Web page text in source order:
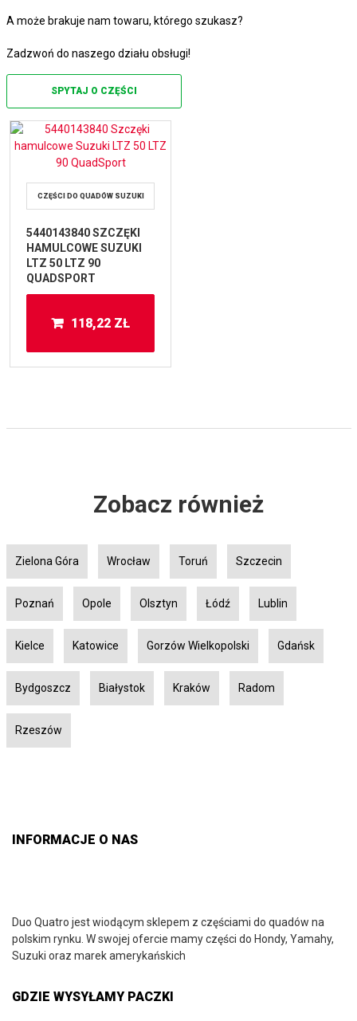
A może brakuje nam towaru, którego szukasz?
Zadzwoń do naszego działu obsługi!
SPYTAJ O CZĘŚCI
CZĘŚCI DO QUADÓW SUZUKI
5440143840 SZCZĘKI
HAMULCOWE SUZUKI
LTZ 50 LTZ 90
QUADSPORT
118,22 ZŁ
Zobacz również
Zielona Góra Wrocław Toruń Szczecin
Poznań Opole Olsztyn Łódź Lublin
Kielce Katowice Gorzów Wielkopolski Gdańsk
Bydgoszcz Białystok Kraków Radom
Rzeszów
INFORMACJE O NAS
Duo Quatro jest wiodącym sklepem z częściami do quadów na
polskim rynku. W swojej ofercie mamy części do Hondy, Yamahy,
Suzuki oraz marek amerykańskich
GDZIE WYSYŁAMY PACZKI